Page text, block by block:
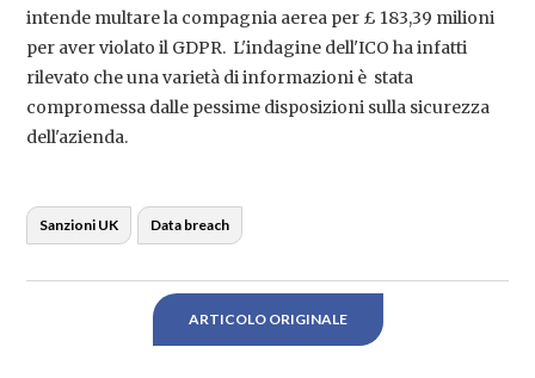
intende multare la compagnia aerea per £ 183,39 milioni
per aver violato il GDPR. L'indagine dell'ICO ha infatti
rilevato che una varietà di informazioni è stata
compromessa dalle pessime disposizioni sulla sicurezza
dell'azienda.
Sanzioni UK Data breach
ARTICOLO ORIGINALE